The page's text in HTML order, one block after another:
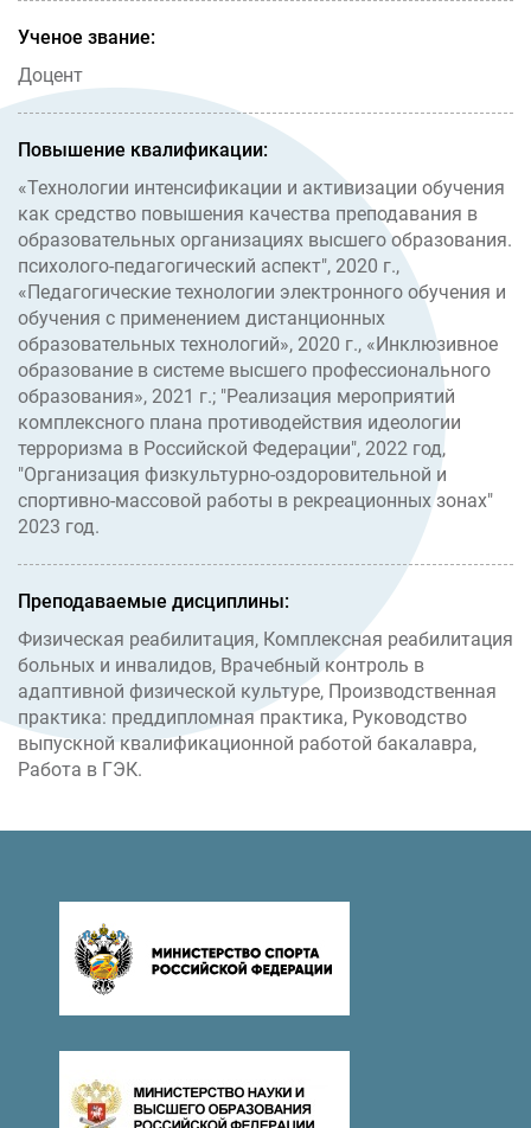
Ученое звание:
Доцент
Повышение квалификации:
«Технологии интенсификации и активизации обучения
как средство повышения качества преподавания в
образовательных организациях высшего образования.
психолого-педагогический аспект", 2020 г.,
«Педагогические технологии электронного обучения и
обучения с применением дистанционных
образовательных технологий», 2020 г., «Инклюзивное
образование в системе высшего профессионального
образования», 2021 г.; "Реализация мероприятий
комплексного плана противодействия идеологии
терроризма в Российской Федерации", 2022 год,
"Организация физкультурно-оздоровительной и
спортивно-массовой работы в рекреационных зонах"
2023 год.
Преподаваемые дисциплины:
Физическая реабилитация, Комплексная реабилитация
больных и инвалидов, Врачебный контроль в
адаптивной физической культуре, Производственная
практика: преддипломная практика, Руководство
выпускной квалификационной работой бакалавра,
Работа в ГЭК.